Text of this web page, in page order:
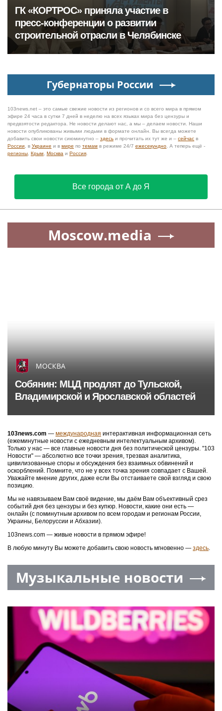
ГК «КОРТРОС» приняла участие в
пресс‑конференции о развитии
строительной отрасли в Челябинске
Губернаторы России
103news.net – это самые свежие новости из регионов и со всего мира в прямом
эфире 24 часа в сутки 7 дней в неделю на всех языках мира без цензуры и
предвзятости редактора. Не новости делают нас, а мы – делаем новости. Наши
новости опубликованы живыми людьми в формате онлайн. Вы всегда можете
добавить свои новости сиюминутно – здесь и прочитать их тут же и – сейчас в
России , в Украине и в мире по темам в режиме 24/7 ежесекундно . А теперь ещё -
регионы Крым Москва и Россия
Все города от А до Я
Moscow.media
МОСКВА
Собянин: МЦД продлят до Тульской,
Владимирской и Ярославской областей
103news.com — международная интерактивная информационная сеть
(ежеминутные новости с ежедневным интелектуальным архивом).
Только у нас — все главные новости дня без политической цензуры. "103
Новости" — абсолютно все точки зрения, трезвая аналитика,
цивилизованные споры и обсуждения без взаимных обвинений и
оскорблений. Помните, что не у всех точка зрения совпадает с Вашей.
Уважайте мнение других, даже если Вы отстаиваете свой взгляд и свою
позицию.
Мы не навязываем Вам своё видение, мы даём Вам объективный срез
событий дня без цензуры и без купюр. Новости, какие они есть —
онлайн (с поминутным архивом по всем городам и регионам России,
Украины, Белоруссии и Абхазии).
103news.com — живые новости в прямом эфире!
В любую минуту Вы можете добавить свою новость мгновенно — здесь.
Музыкальные новости